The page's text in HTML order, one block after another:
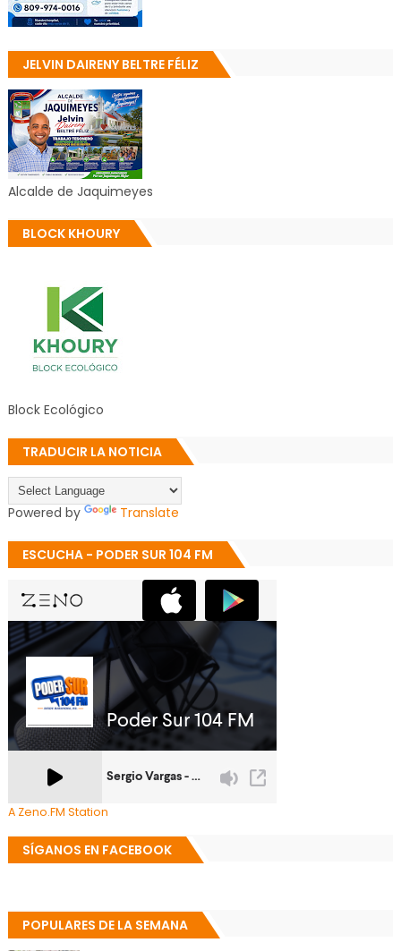
JELVIN DAIRENY BELTRE FÉLIZ
Alcalde de Jaquimeyes
BLOCK KHOURY
Block Ecológico
TRADUCIR LA NOTICIA
Powered by Translate
ESCUCHA - PODER SUR 104 FM
A Zeno.FM Station
SÍGANOS EN FACEBOOK
POPULARES DE LA SEMANA